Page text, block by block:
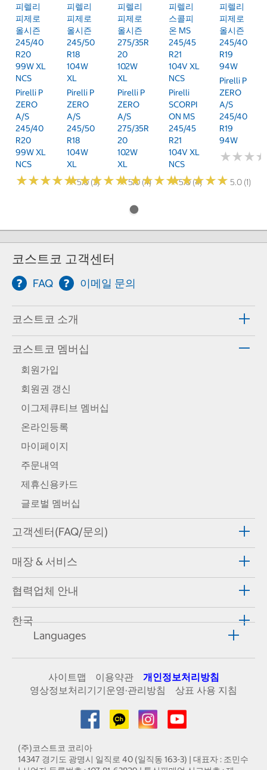
피렐리
피제로
올시즌
245/40
R20
99W XL
NCS
Pirelli P
ZERO
A/S
245/40
R20
99W XL
NCS
★★★★★
★★★★★5.0 (3)
피렐리
피제로
올시즌
245/50
R18
104W
XL
Pirelli P
ZERO
A/S
245/50
R18
104W
XL
★★★★★
★★★★★5.0 (4)
피렐리
피제로
올시즌
275/35R
20
102W
XL
Pirelli P
ZERO
A/S
275/35R
20
102W
XL
★★★★★
★★★★★5.0 (4)
피렐리
스콜피
온 MS
245/45
R21
104V XL
NCS
Pirelli
SCORPI
ON MS
245/45
R21
104V XL
NCS
★★★★★
★★★★★ 5.0 (1)
피렐리
피제로
올시즌
245/40
R19
94W
Pirelli P
ZERO
A/S
245/40
R19
94W
★★★
★★★
코스트코 고객센터
FAQ 이메일 문의
코스트코 소개
코스트코 멤버십
회원가입
회원권 갱신
이그제큐티브 멤버십
온라인등록
마이페이지
주문내역
제휴신용카드
글로벌 멤버십
고객센터(FAQ/문의)
매장 & 서비스
협력업체 안내
한국
Languages
사이트맵 이용약관
개인정보처리방침
영상정보처리기기운영·관리방침
상표 사용 지침
(주)코스트코 코리아
14347 경기도 광명시 일직로 40 (일직동 163-3) | 대표자 : 조민수